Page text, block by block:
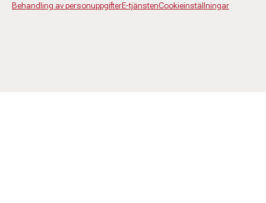
Behandling av personuppgifterE-tjänstenCookieinställningar